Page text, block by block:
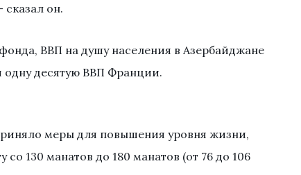
сказал он.
ВВП на душу населения в Азербайджане
одну десятую ВВП Франции.
меры для повышения уровня жизни,
130 манатов до 180 манатов (от 76 до 106